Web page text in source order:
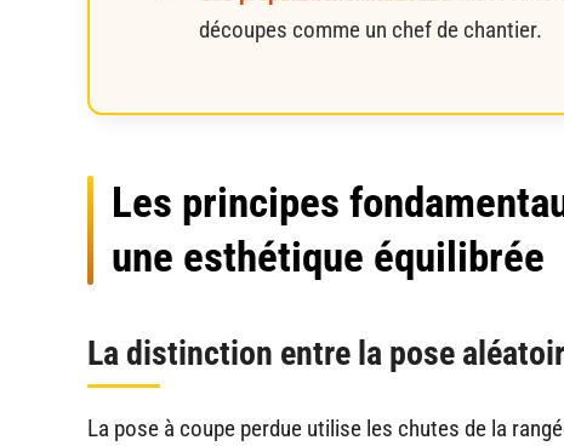
découpes comme un chef de chantier.
Les principes
une esthétique équilibrée
La distinction entre la pose
La pose à coupe perdue utilise les chutes de la